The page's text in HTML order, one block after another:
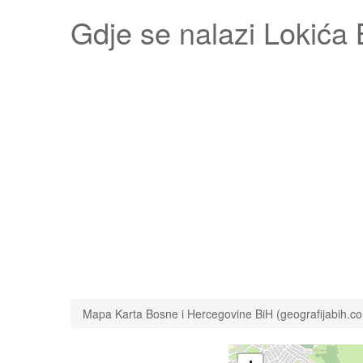
Gdje se nalazi Lokića
Mapa Karta Bosne i Hercegovine BiH